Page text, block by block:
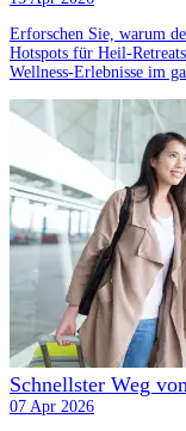
Erforschen Sie, warum
Hotspots für Heil-
Wellness-Erlebnisse im
Schnellster Weg
07 Apr 2026